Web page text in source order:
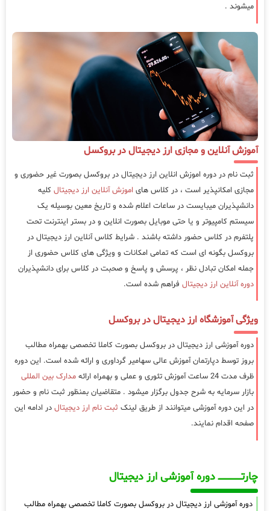
میشوند .
آموزش آنلاین و مجازی ارز دیجیتال در بروکسل
ثبت نام در دوره اموزش انلاین ارز دیجیتال در بروکسل بصورت غیر حضوری و
مجازی امکانپذیر است ، در کلاس های اموزش آنلاین ارز دیجیتال کلیه
دانشپذیران میبایست در ساعات اعلام شده و تاریخ معین بوسیله یک
سیستم کامپیوتر و یا حتی موبایل بصورت انلاین و در بستر اینترنت تحت
پلتفرم در کلاس حضور داشته باشند . شرایط کلاس آنلاین ارز دیجیتال در
بروکسل بگونه ای است که تمامی امکانات و ویژگی های کلاس حضوری از
جمله امکان تبادل نظر ، پرسش و پاسخ و صحبت در کلاس برای دانشپذیران
دوره آنلاین ارز دیجیتال فراهم شده است.
ویژگی آموزشگاه ارز دیجیتال در بروکسل
دوره آموزشی ارز دیجیتال در بروکسل بصورت کاملا تخصصی بهمراه مطالب
بروز توسط دپارتمان آموزش عالی سهامیر گرداوری و ارائه شده است. این دوره
ظرف مدت 24 ساعت آموزش تئوری و عملی و بهمراه ارائه
مدارک بین المللی
بازار سرمایه به شرح جدول برگزار میشود . متقاضیان بمنظور ثبت نام و حضور
در این دوره آموزشی میتوانند از طریق لینک ثبت نام ارز دیجیتال در ادامه این
صفحه اقدام نمایند.
چارتـــــــــــــــــــ دوره آموزشی ارز دیجیتال
دوره آموزشی ارز دیجیتال در بروکسل بصورت کاملا تخصصی بهمراه مطالب